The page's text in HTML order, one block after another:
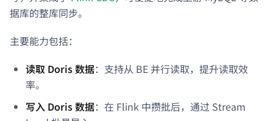
据库的整库同步。
主要能力包括：
读取 Doris 数据：支持从 BE 并行读取，提升读取效
率。
写入 Doris 数据：在 Flink 中攒批后，通过 Stream